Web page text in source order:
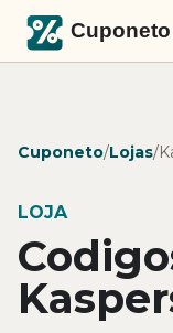
Cuponeto/Lojas/
LOJA